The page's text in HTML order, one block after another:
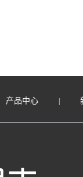
产品中心